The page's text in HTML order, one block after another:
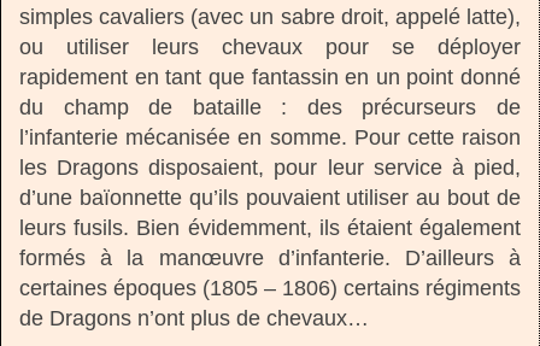
simples cavaliers (avec un sabre droit, appelé latte),
ou utiliser leurs chevaux pour se déployer
rapidement en tant que fantassin en un point donné
du champ de bataille : des précurseurs de
l’infanterie mécanisée en somme. Pour cette raison
les Dragons disposaient, pour leur service à pied,
d’une baïonnette qu’ils pouvaient utiliser au bout de
leurs fusils. Bien évidemment, ils étaient également
formés à la manœuvre d’infanterie. D’ailleurs à
certaines époques (1805 – 1806) certains régiments
de Dragons n’ont plus de chevaux…